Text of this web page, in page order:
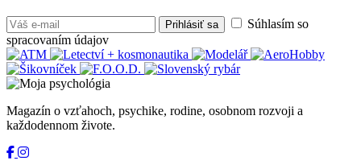
Prihlásiť sa
Súhlasím so
spracovaním údajov
Magazín o vzťahoch, psychike, rodine, osobnom rozvoji a
každodennom živote.